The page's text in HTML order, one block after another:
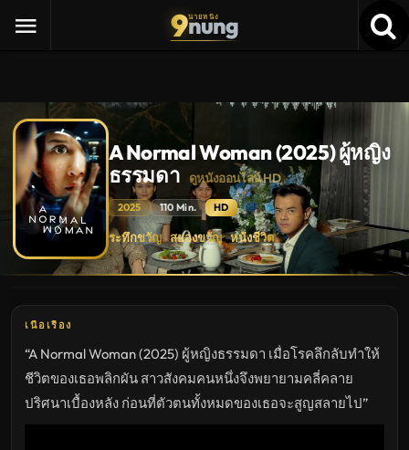
9นายหนัง
nung
A Normal Woman (2025) ผู้หญิง
ธรรมดา
ดูหนังออนไลน์ HD
2025 110 Min. HD
A
Normal
Woman
(2025)
ธรรมดา
ใหม่
พากย์
ไทย
ซับ
ไทย
เต็ม
ระทึกขวัญ · สยองขวัญ · หนังชีวิต
เนื้อเรื่อง
“A Normal Woman (2025) ผู้หญิงธรรมดา เมื่อโรคลึกลับทำให้
ชีวิตของเธอพลิกผัน สาวสังคมคนหนึ่งจึงพยายามคลี่คลาย
ปริศนาเบื้องหลัง ก่อนที่ตัวตนทั้งหมดของเธอจะสูญสลายไป”